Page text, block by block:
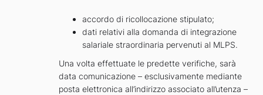
accordo di ricollocazione stipulato;
dati relativi alla domanda di integrazione
salariale straordinaria pervenuti al MLPS.
Una volta effettuate le predette verifiche, sarà
data comunicazione – esclusivamente mediante
posta elettronica all’indirizzo associato all’utenza –